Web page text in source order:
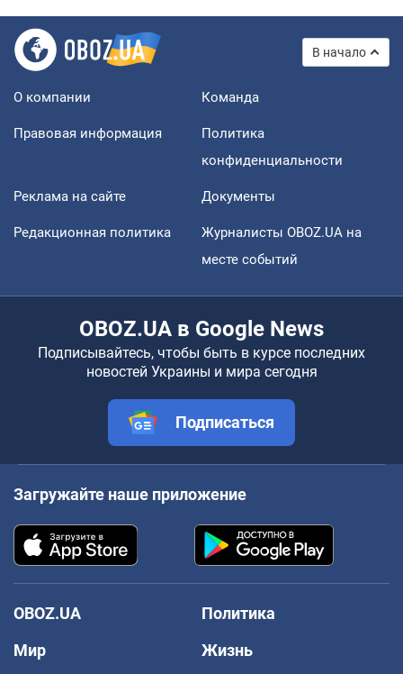
В начало
О компании Команда
Правовая информация
Политика
конфиденциальности
Реклама на сайте Документы
Редакционная политика
Журналисты OBOZ.UA на
месте событий
OBOZ.UA в Google News
Подписывайтесь, чтобы быть в курсе последних
новостей Украины и мира сегодня
Подписаться
Загружайте наше приложение
OBOZ.UA
Политика
Мир
Жизнь